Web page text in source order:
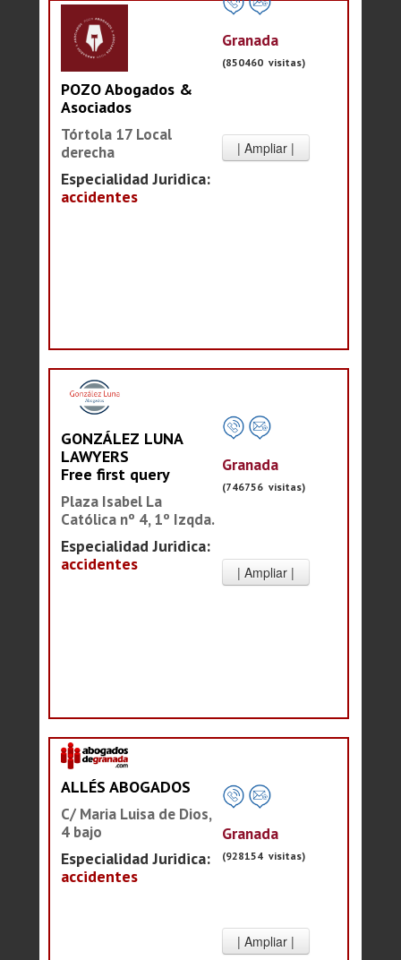
POZO Abogados &
Asociados
Tórtola 17 Local
derecha
Especialidad Juridica:
accidentes
Granada
(850460 visitas)
GONZÁLEZ LUNA
LAWYERS
Free first query
Plaza Isabel La
Católica nº 4, 1º Izqda.
Especialidad Juridica:
accidentes
Granada
(746756 visitas)
ALLÉS ABOGADOS
C/ Maria Luisa de Dios,
4 bajo
Especialidad Juridica:
accidentes
Granada
(928154 visitas)